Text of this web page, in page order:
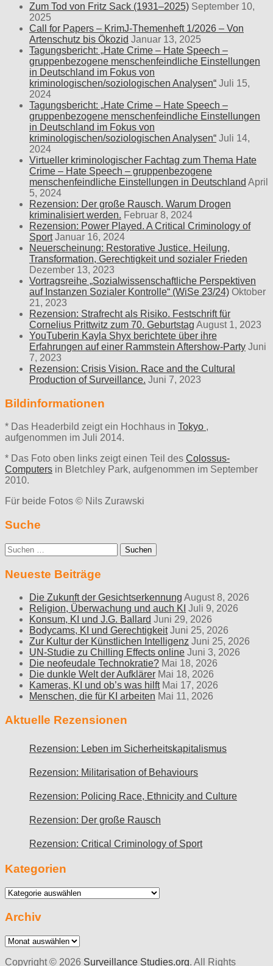
Zum Tod von Fritz Sack (1931–2025) September 10,
2025
Call for Papers – KrimJ-Themenheft 1/2026 – Von
Artenschutz bis Ökozid Januar 13, 2025
Tagungsbericht: „Hate Crime – Hate Speech –
gruppenbezogene menschenfeindliche Einstellungen
in Deutschland im Fokus von
kriminologischen/soziologischen Analysen“ Juli 15,
2024
Tagungsbericht: „Hate Crime – Hate Speech –
gruppenbezogene menschenfeindliche Einstellungen
in Deutschland im Fokus von
kriminologischen/soziologischen Analysen“ Juli 14,
2024
Virtueller kriminologischer Fachtag zum Thema Hate
Crime – Hate Speech – gruppenbezogene
menschenfeindliche Einstellungen in Deutschland April
5, 2024
Rezension: Der große Rausch. Warum Drogen
kriminalisiert werden. Februar 8, 2024
Rezension: Power Played. A Critical Criminology of
Sport Januar 16, 2024
Neuerscheinung: Restorative Justice. Heilung,
Transformation, Gerechtigkeit und sozialer Frieden
Dezember 13, 2023
Vortragsreihe „Sozialwissenschaftliche Perspektiven
auf Instanzen Sozialer Kontrolle“ (WiSe 23/24) Oktober
21, 2023
Rezension: Strafrecht als Risiko. Festschrift für
Cornelius Prittwitz zum 70. Geburtstag August 1, 2023
YouTuberin Kayla Shyx berichtete über ihre
Erfahrungen auf einer Rammstein Aftershow-Party Juni
7, 2023
Rezension: Crisis Vision. Race and the Cultural
Production of Surveillance. Juni 7, 2023
Bildinformationen
* Das Headerbild zeigt ein Hochhaus in Tokyo ,
aufgenommen im Juli 2014.
* Das Foto oben links zeigt einen Teil des Colossus-
Computers in Bletchley Park, aufgenommen im September
2010.
Für beide Fotos © Nils Zurawski
Suche
Suche
nach:
Neueste Beiträge
Die Zukunft der Gesichtserkennung August 8, 2026
Religion, Überwachung und auch KI Juli 9, 2026
Konsum, KI und J.G. Ballard Juni 29, 2026
Bodycams, KI und Gerechtigkeit Juni 25, 2026
Zur Kultur der Künstlichen Intelligenz Juni 25, 2026
UN-Studie zu Chilling Effects online Juni 3, 2026
Die neofeudale Technokratie? Mai 18, 2026
Die dunkle Welt der Aufklärer Mai 18, 2026
Kameras, KI und ob’s was hilft Mai 17, 2026
Menschen, die für KI arbeiten Mai 11, 2026
Aktuelle Rezensionen
Rezension: Leben im Sicherheitskapitalismus
Rezension: Militarisation of Behaviours
Rezension: Policing Race, Ethnicity and Culture
Rezension: Der große Rausch
Rezension: Critical Criminology of Sport
Kategorien
Kategorien
Archiv
Archiv
Copyright © 2026 Surveillance Studies.org. All Rights